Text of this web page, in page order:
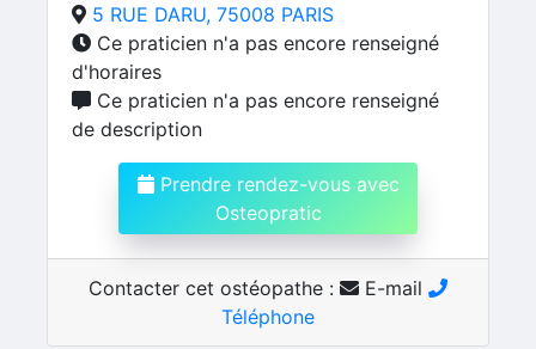
5 RUE DARU, 75008 PARIS
Ce praticien n'a pas encore renseigné
d'horaires
Ce praticien n'a pas encore renseigné
de description
Prendre rendez-vous avec
Osteopratic
Contacter cet ostéopathe :
E-mail
Téléphone